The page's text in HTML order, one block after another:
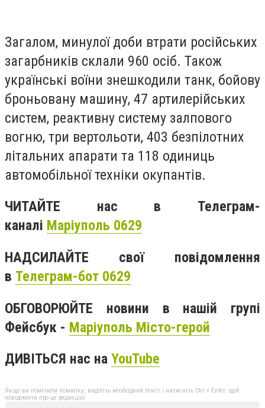
Загалом, минулої доби втрати російських
загарбників склали 960 осіб. Також
українські воїни знешкодили танк, бойову
броньовану машину, 47 артилерійських
систем, реактивну систему залпового
вогню, три вертольоти, 403 безпілотних
літальних апарати та 118 одиниць
автомобільної техніки окупантів.
ЧИТАЙТЕ нас в Телеграм-
каналі Маріуполь 0629
НАДСИЛАЙТЕ свої повідомлення
в Телеграм-бот 0629
ОБГОВОРЮЙТЕ новини в нашій групі
Фейсбук - Маріуполь Місто-герой
ДИВІТЬСЯ нас на YouTube
Якщо ви помітили помилку, виділіть необхідний текст і натисніть Ctrl + Enter, щоб
повідомити про це редакцію